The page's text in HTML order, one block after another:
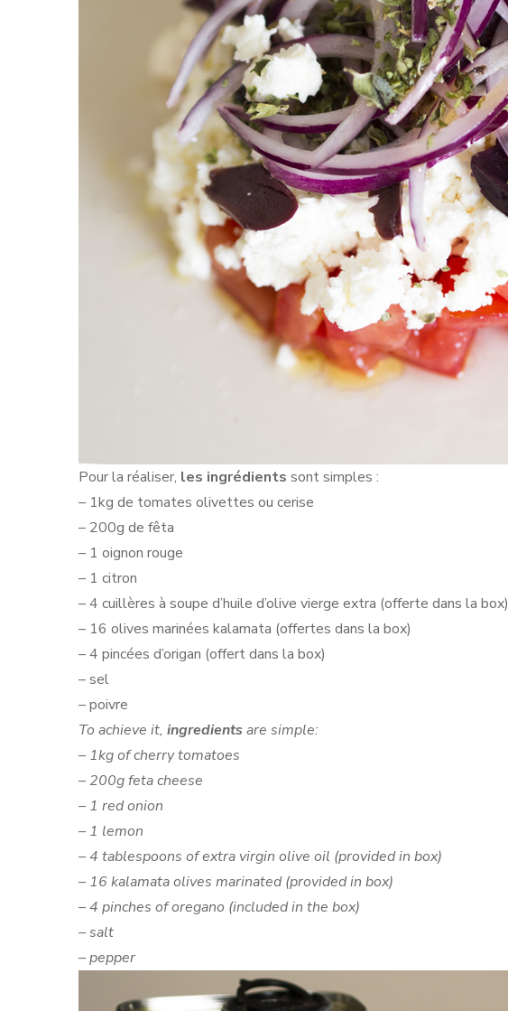
Pour la réaliser, les ingrédients sont simples :
– 1kg de tomates olivettes ou cerise
– 200g de fêta
– 1 oignon rouge
– 1 citron
– 4 cuillères à soupe d’huile d’olive vierge extra (offerte dans la box)
– 16 olives marinées kalamata (offertes dans la box)
– 4 pincées d’origan (offert dans la box)
– sel
– poivre
To achieve it, ingredients are simple:
– 1kg of cherry tomatoes
– 200g feta cheese
– 1 red onion
– 1 lemon
– 4 tablespoons of extra virgin olive oil (provided in box)
– 16 kalamata olives marinated (provided in box)
– 4 pinches of oregano (included in the box)
– salt
– pepper